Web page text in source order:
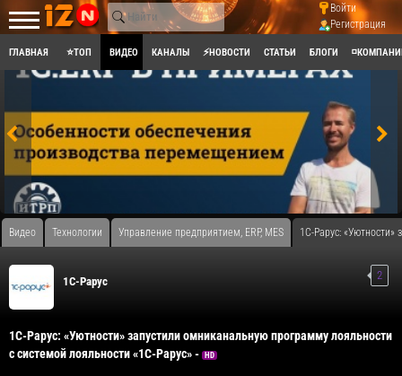
Войти
Регистрация
ГЛАВНАЯ ⭐ТОП ВИДЕО КАНАЛЫ ⚡НОВОСТИ СТАТЬИ БЛОГИ
Видео Технологии Управление предприятием, ERP, MES 1С-Рарус: «Уютности»
1C-Рарус 2
1С-Рарус: «Уютности» запустили омниканальную программу лояльности
с системой лояльности «1С-Рарус» -
HD